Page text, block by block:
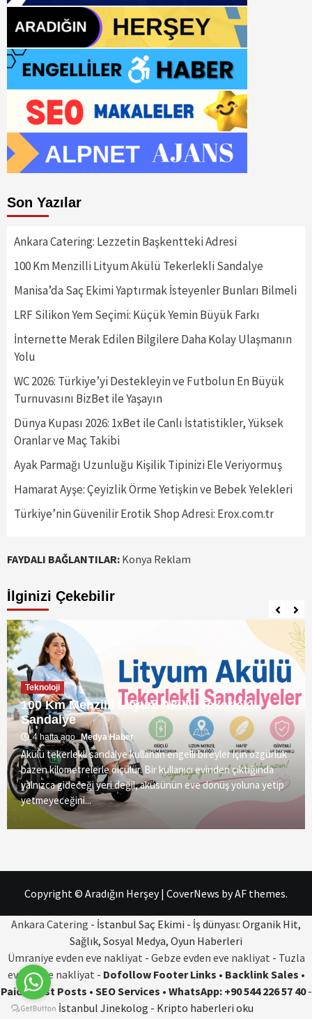
Son Yazılar
Ankara Catering: Lezzetin Başkentteki Adresi
100 Km Menzilli Lityum Akülü Tekerlekli Sandalye
Manisa’da Saç Ekimi Yaptırmak İsteyenler Bunları Bilmeli
LRF Silikon Yem Seçimi: Küçük Yemin Büyük Farkı
İnternette Merak Edilen Bilgilere Daha Kolay Ulaşmanın
Yolu
WC 2026: Türkiye’yi Destekleyin ve Futbolun En Büyük
Turnuvasını BizBet ile Yaşayın
Dünya Kupası 2026: 1xBet ile Canlı İstatistikler, Yüksek
Oranlar ve Maç Takibi
Ayak Parmağı Uzunluğu Kişilik Tipinizi Ele Veriyormuş
Hamarat Ayşe: Çeyizlik Örme Yetişkin ve Bebek Yelekleri
Türkiye’nin Güvenilir Erotik Shop Adresi: Erox.com.tr
FAYDALI BAĞLANTILAR: Konya Reklam
İlginizi Çekebilir
Teknoloji
100 Km Menzilli Lityum Akülü Tekerlekli
Sandalye
4 hafta ago Medya Haber
Akülü tekerlekli sandalye kullanan engelli bireyler için özgürlük
bazen kilometrelerle ölçülür. Bir kullanıcı evinden çıktığında
yalnızca gideceği yeri değil, aküsünün eve dönüş yoluna yetip
yetmeyeceğini...
Copyright © Aradığın Herşey| CoverNews by AF themes.
Ankara Catering - İstanbul Saç Ekimi - İş dünyası: Organik Hit,
Sağlık, Sosyal Medya, Oyun Haberleri
Ümraniye evden eve nakliyat - Gebze evden eve nakliyat - Tuzla
evden eve nakliyat - Dofollow Footer Links • Backlink Sales •
Paid Guest Posts • SEO Services • WhatsApp: +90 544 226 57 40-
İstanbul Jinekolog - Kripto haberleri oku